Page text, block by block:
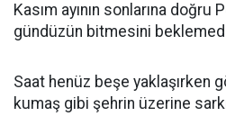
Kasım ayının sonlarına doğru
gündüzün bitmesini
Saat henüz beşe yaklaşırken
kumaş gibi şehrin üzerine